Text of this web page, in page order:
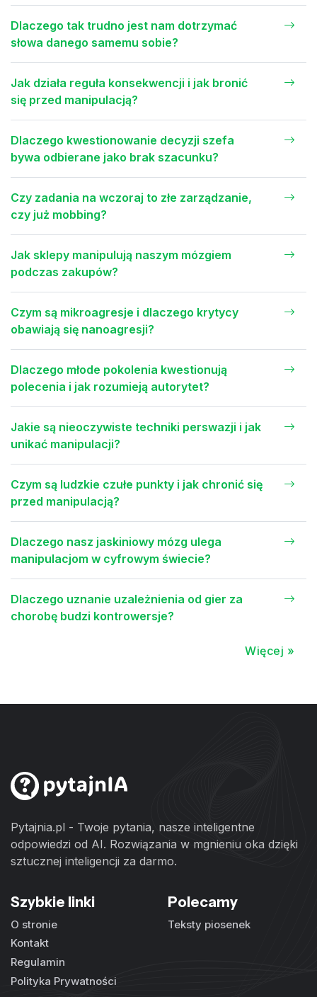
Dlaczego tak trudno jest nam dotrzymać
słowa danego samemu sobie?
Jak działa reguła konsekwencji i jak bronić
się przed manipulacją?
Dlaczego kwestionowanie decyzji szefa
bywa odbierane jako brak szacunku?
Czy zadania na wczoraj to złe zarządzanie,
czy już mobbing?
Jak sklepy manipulują naszym mózgiem
podczas zakupów?
Czym są mikroagresje i dlaczego krytycy
obawiają się nanoagresji?
Dlaczego młode pokolenia kwestionują
polecenia i jak rozumieją autorytet?
Jakie są nieoczywiste techniki perswazji i jak
unikać manipulacji?
Czym są ludzkie czułe punkty i jak chronić się
przed manipulacją?
Dlaczego nasz jaskiniowy mózg ulega
manipulacjom w cyfrowym świecie?
Dlaczego uznanie uzależnienia od gier za
chorobę budzi kontrowersje?
Więcej »
Pytajnia.pl - Twoje pytania, nasze inteligentne
odpowiedzi od AI. Rozwiązania w mgnieniu oka dzięki
sztucznej inteligencji za darmo.
Szybkie linki
O stronie
Kontakt
Regulamin
Polityka Prywatności
Polecamy
Teksty piosenek